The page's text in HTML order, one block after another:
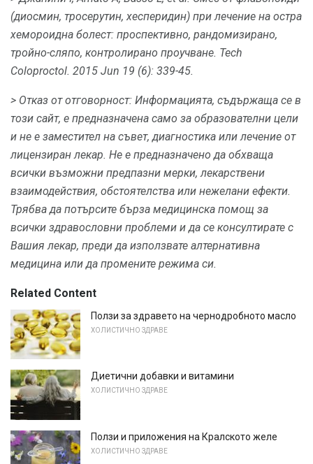
(диосмин, тросерутин, хесперидин) при лечение на остра
хемороидна болест: проспективно, рандомизирано,
тройно-сляпо, контролирано проучване. Tech
Coloproctol. 2015 Jun 19 (6): 339-45.
> Отказ от отговорност: Информацията, съдържаща се в
този сайт, е предназначена само за образователни цели
и не е заместител на съвет, диагностика или лечение от
лицензиран лекар. Не е предназначено да обхваща
всички възможни предпазни мерки, лекарствени
взаимодействия, обстоятелства или нежелани ефекти.
Трябва да потърсите бърза медицинска помощ за
всички здравословни проблеми и да се консултирате с
Вашия лекар, преди да използвате алтернативна
медицина или да промените режима си.
Related Content
Ползи за здравето на чернодробното масло
ХОЛИСТИЧНО ЗДРАВЕ
Диетични добавки и витамини
ХОЛИСТИЧНО ЗДРАВЕ
Ползи и приложения на Кралското желе
ХОЛИСТИЧНО ЗДРАВЕ